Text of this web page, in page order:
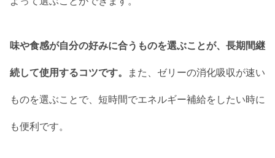
味や食感が自分の好みに合うものを選ぶことが、長期間継
続して使用するコツです。 また、ゼリーの消化吸収が速い
ものを選ぶことで、短時間でエネルギー補給をしたい時に
も便利です。